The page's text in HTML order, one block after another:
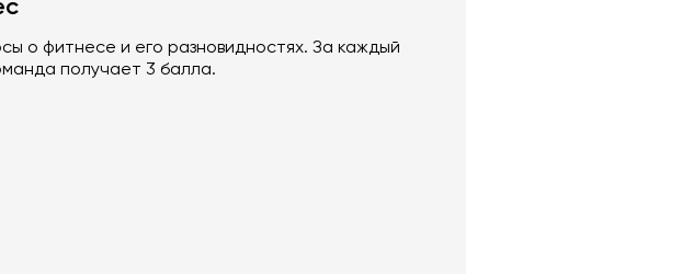
о фитнесе и его разновидностях. За каждый
получает 3 балла.